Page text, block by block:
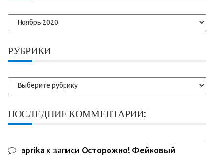
Более
ранние
РУБРИКИ
Рубрики
ПОСЛЕДНИЕ КОММЕНТАРИИ:
aprika к записи Осторожно! Фейковый